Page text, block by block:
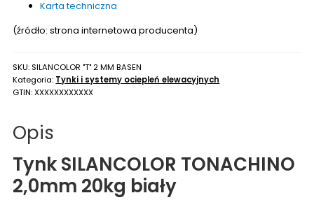
Karta techniczna
(źródło: strona internetowa producenta)
SKU: SILANCOLOR "T" 2 MM BASEN
Kategoria: Tynki i systemy ociepleń elewacyjnych
GTIN:XXXXXXXXXXXX
Opis
Tynk SILANCOLOR TONACHINO
2,0mm 20kg biały